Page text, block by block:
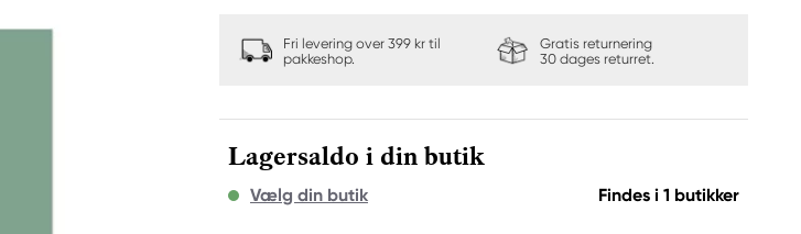
Fri levering over 399 kr til
pakkeshop.
Gratis returnering
30 dages returret.
Lagersaldo i din butik
Vælg din butik Findes i 1 butikker